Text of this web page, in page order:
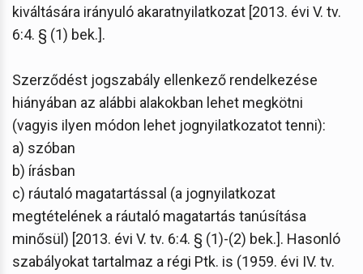
kiváltására irányuló akaratnyilatkozat [2013. évi V. tv.
6:4. § (1) bek.].
Szerződést jogszabály ellenkező rendelkezése
hiányában az alábbi alakokban lehet megkötni
(vagyis ilyen módon lehet jognyilatkozatot tenni):
a) szóban
b) írásban
c) ráutaló magatartással (a jognyilatkozat
megtételének a ráutaló magatartás tanúsítása
minősül) [2013. évi V. tv. 6:4. § (1)-(2) bek.]. Hasonló
szabályokat tartalmaz a régi Ptk. is (1959. évi IV. tv.